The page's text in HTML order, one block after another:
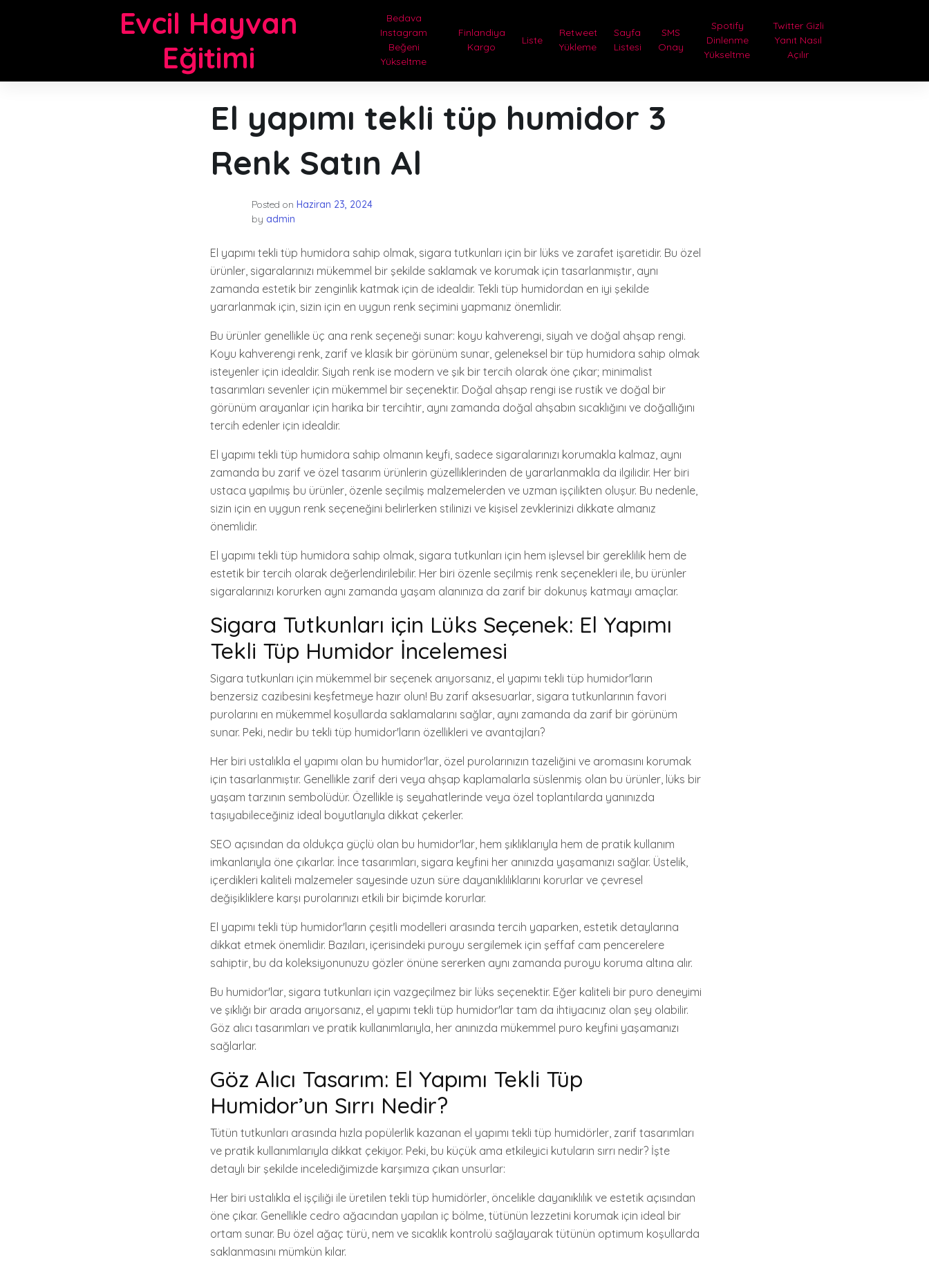
Evcil Hayvan
Eğitimi
Bedava
Instagram
Beğeni
Yükseltme
Finlandiya
Kargo
Liste
Retweet
Yükleme
Sayfa
Listesi
SMS
Onay
Spotify
Dinlenme
Yükseltme
Twitter Gizli
Yanıt Nasıl
Açılır
El yapımı tekli tüp humidor 3
Renk Satın Al
Posted on Haziran 23, 2024
by admin
El yapımı tekli tüp humidora sahip olmak, sigara tutkunları için bir lüks ve zarafet işaretidir. Bu özel
ürünler, sigaralarınızı mükemmel bir şekilde saklamak ve korumak için tasarlanmıştır, aynı
zamanda estetik bir zenginlik katmak için de idealdir. Tekli tüp humidordan en iyi şekilde
yararlanmak için, sizin için en uygun renk seçimini yapmanız önemlidir.
Bu ürünler genellikle üç ana renk seçeneği sunar: koyu kahverengi, siyah ve doğal ahşap rengi.
Koyu kahverengi renk, zarif ve klasik bir görünüm sunar, geleneksel bir tüp humidora sahip olmak
isteyenler için idealdir. Siyah renk ise modern ve şık bir tercih olarak öne çıkar; minimalist
tasarımları sevenler için mükemmel bir seçenektir. Doğal ahşap rengi ise rustik ve doğal bir
görünüm arayanlar için harika bir tercihtir, aynı zamanda doğal ahşabın sıcaklığını ve doğallığını
tercih edenler için idealdir.
El yapımı tekli tüp humidora sahip olmanın keyfi, sadece sigaralarınızı korumakla kalmaz, aynı
zamanda bu zarif ve özel tasarım ürünlerin güzelliklerinden de yararlanmakla da ilgilidir. Her biri
ustaca yapılmış bu ürünler, özenle seçilmiş malzemelerden ve uzman işçilikten oluşur. Bu nedenle,
sizin için en uygun renk seçeneğini belirlerken stilinizi ve kişisel zevklerinizi dikkate almanız
önemlidir.
El yapımı tekli tüp humidora sahip olmak, sigara tutkunları için hem işlevsel bir gereklilik hem de
estetik bir tercih olarak değerlendirilebilir. Her biri özenle seçilmiş renk seçenekleri ile, bu ürünler
sigaralarınızı korurken aynı zamanda yaşam alanınıza da zarif bir dokunuş katmayı amaçlar.
Sigara Tutkunları için Lüks Seçenek: El Yapımı
Tekli Tüp Humidor İncelemesi
Sigara tutkunları için mükemmel bir seçenek arıyorsanız, el yapımı tekli tüp humidor'ların
benzersiz cazibesini keşfetmeye hazır olun! Bu zarif aksesuarlar, sigara tutkunlarının favori
purolarını en mükemmel koşullarda saklamalarını sağlar, aynı zamanda da zarif bir görünüm
sunar. Peki, nedir bu tekli tüp humidor'ların özellikleri ve avantajları?
Her biri ustalıkla el yapımı olan bu humidor'lar, özel purolarınızın tazeliğini ve aromasını korumak
için tasarlanmıştır. Genellikle zarif deri veya ahşap kaplamalarla süslenmiş olan bu ürünler, lüks bir
yaşam tarzının sembolüdür. Özellikle iş seyahatlerinde veya özel toplantılarda yanınızda
taşıyabileceğiniz ideal boyutlarıyla dikkat çekerler.
SEO açısından da oldukça güçlü olan bu humidor'lar, hem şıklıklarıyla hem de pratik kullanım
imkanlarıyla öne çıkarlar. İnce tasarımları, sigara keyfini her anınızda yaşamanızı sağlar. Üstelik,
içerdikleri kaliteli malzemeler sayesinde uzun süre dayanıklılıklarını korurlar ve çevresel
değişikliklere karşı purolarınızı etkili bir biçimde korurlar.
El yapımı tekli tüp humidor'ların çeşitli modelleri arasında tercih yaparken, estetik detaylarına
dikkat etmek önemlidir. Bazıları, içerisindeki puroyu sergilemek için şeffaf cam pencerelere
sahiptir, bu da koleksiyonunuzu gözler önüne sererken aynı zamanda puroyu koruma altına alır.
Bu humidor'lar, sigara tutkunları için vazgeçilmez bir lüks seçenektir. Eğer kaliteli bir puro deneyimi
ve şıklığı bir arada arıyorsanız, el yapımı tekli tüp humidor'lar tam da ihtiyacınız olan şey olabilir.
Göz alıcı tasarımları ve pratik kullanımlarıyla, her anınızda mükemmel puro keyfini yaşamanızı
sağlarlar.
Göz Alıcı Tasarım: El Yapımı Tekli Tüp
Humidor’un Sırrı Nedir?
Tütün tutkunları arasında hızla popülerlik kazanan el yapımı tekli tüp humidörler, zarif tasarımları
ve pratik kullanımlarıyla dikkat çekiyor. Peki, bu küçük ama etkileyici kutuların sırrı nedir? İşte
detaylı bir şekilde incelediğimizde karşımıza çıkan unsurlar:
Her biri ustalıkla el işçiliği ile üretilen tekli tüp humidörler, öncelikle dayanıklılık ve estetik açısından
öne çıkar. Genellikle cedro ağacından yapılan iç bölme, tütünün lezzetini korumak için ideal bir
ortam sunar. Bu özel ağaç türü, nem ve sıcaklık kontrolü sağlayarak tütünün optimum koşullarda
saklanmasını mümkün kılar.